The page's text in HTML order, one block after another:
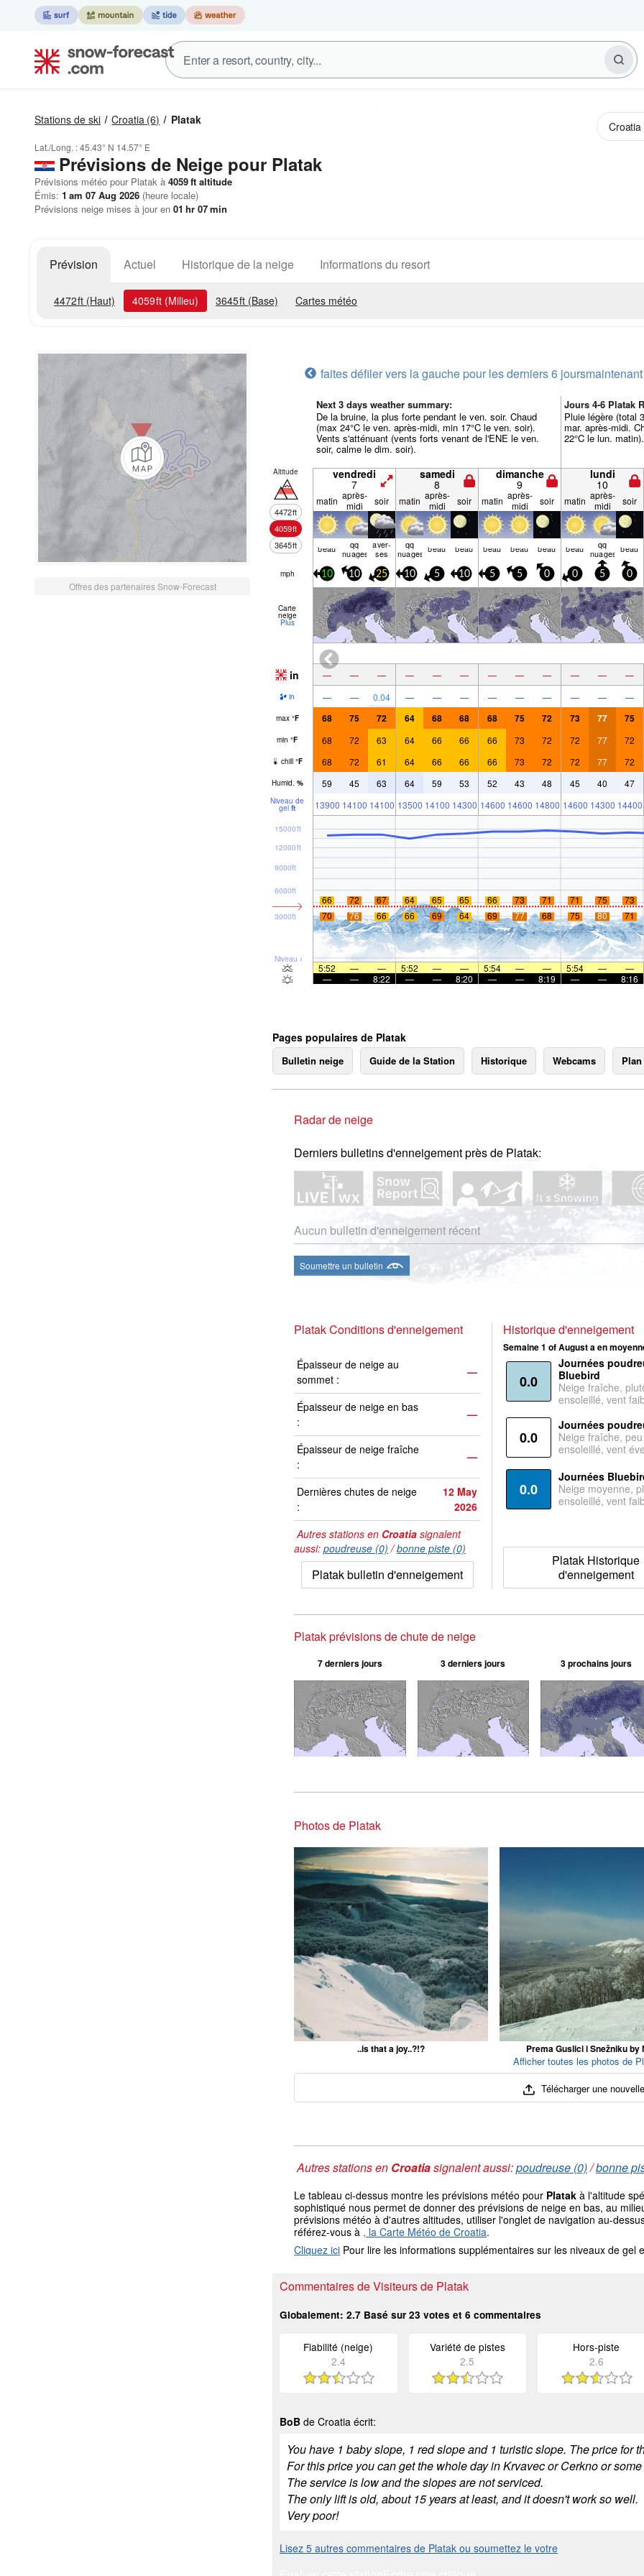
Stations de ski Croatia (6) Platak
Lat./Long. :45.43° N 14.57° E
Prévisions de Neige pour Platak
Prévisions météo pour Platak à 4059ft altitude
Émis: 1 am 07 Aug 2026 (heure locale)
Prévisions neige mises à jour en 01 hr 07min
Prévision Actuel Historique de la neige Informations du resort
4472ft (Haut) 4059ft (Milieu) 3645ft (Base) Cartes météo
Offres des partenaires Snow-Forecast
faites défiler vers la gauche pour les derniers 6 joursmaintenant
Next 3 days weather summary:
De la bruine, la plus forte pendant le ven. soir. Chaud
(max 24°C le ven. après-midi, min 17°C le ven. soir).
Vents s'atténuant (vents forts venant de l'ENE le ven.
soir, calme le dim. soir).
Jours 4-6 Platak
Pluie légère (total
mar. après-midi.
22°C le lun.
Altitude
4472ft
4059ft
3645ft
vendredi
7
samedi
8
dimanche
9
lundi
10
matin après-
midi
soir matin après-
midi
soir matin après-
midi
soir matin après-
midi
soir
beau qq
nuages
aver­
ses
qq
nuages beau beau beau beau beau beau qq
nuages beau
mph 10 10 25 10 5 10 5 5 0 0 5 0
Carte
neige
Plus
in — — — — — — — — — — — —
in — — 0.04 — — — — — — — — —
max °F 68 75 72 64 68 68 68 75 72 73 77 75
min °F 68 72 63 64 66 66 66 73 72 72 77 72
chill °F 68 72 61 64 66 66 66 73 72 72 77 72
Humid. % 59 45 63 64 59 53 52 43 48 45 40 47
Niveau de
gel ft 13900 14100 14100 13500 14100 14300 14600 14600 14800 14600 14300 14400
Niveau de la mer
3000ft
6000ft
9000ft
12000ft
15000ft
66 72 67 64 65 65 66 73 71 71 75 73
70
76 66 66 69 64 69 77 68 75 80 71
5:52 — — 5:52 — — 5:54 — — 5:54 — —
—
— 8:22 — — 8:20 — — 8:19 — — 8:16
Pages populaires de Platak
Bulletin neige Guide de la Station Historique Webcams
Radar de neige
Derniers bulletins d'enneigement près de Platak:
Aucun bulletin d'enneigement récent
Soumettre un bulletin
Platak Conditions d'enneigement
Épaisseur de neige au
sommet :
—
Épaisseur de neige en bas
:
—
Épaisseur de neige fraîche
:
—
Dernières chutes de neige
:
12 May
2026
Autres stations en Croatia signalent
aussi: poudreuse (0) /bonne piste (0)
Platak bulletin d'enneigement
Historique d'enneigement
Semaine 1 of August a en
0.0
Journées
Bluebird
Neige fraîche,
ensoleillé, vent
0.0
Journées
Neige fraîche, peu
ensoleillé, vent
0.0
Journées
Neige moyenne,
ensoleillé, vent
Platak Historique
d'enneigement
Platak prévisions de chute de neige
7 derniers jours 3 derniers jours 3 prochains jours
Photos de Platak
..is that a joy..?!? Prema Guslici i Snežniku by
Afficher toutes les photos de
Télécharger une
Autres stations en Croatiasignalent aussi:poudreuse (0)/bonne
Le tableau ci-dessus montre les prévisions météo pour Platak à l'altitude
sophistiqué nous permet de donner des prévisions de neige en bas, au
prévisions météo à d'autres altitudes, utiliser l'onglet de navigation au-
référez-vous à , la Carte Météo de Croatia.
Cliquez ici Pour lire les informations supplémentaires sur les niveaux de
Commentaires de Visiteurs de Platak
Globalement: 2.7 Basé sur 23 votes et 6 commentaires
Fiabilité (neige)
2.4
Variété de pistes
2.5
Hors-piste
2.6
BoB de Croatia écrit:
You have 1 baby slope, 1 red slope and 1 turistic slope. The price for
For this price you can get the whole day in Krvavec or Cerkno or
The service is low and the slopes are not serviced.
The only lift is old, about 15 years at least, and it doesn't work so well.
Very poor!
Lisez 5 autres commentaires de Platak ou soumettez le votre